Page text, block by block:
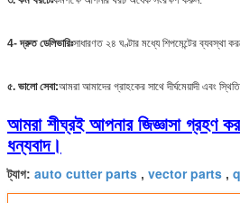
4- দ্রুত ডেলিভারিঃসাধারণত ২৪ ঘণ্টার মধ্যে শিপমেন্টের ব্যবস্থা
৫. ভালো সেবা:আমরা আমাদের গ্রাহকের সাথে দীর্ঘমেয়াদী এবং
আমরা শীঘ্রই আপনার জিজ্ঞাসা গ্রহণ
ধন্যবাদ।
ট্যাগ: auto cutter parts , vector parts ,